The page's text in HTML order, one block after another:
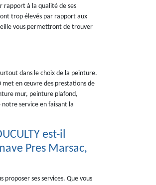
rapport à la qualité de ses
trop élevés par rapport aux
vous permettront de trouver
dans le choix de la peinture.
met en œuvre des prestations de
mur, peinture plafond,
service en faisant la
est-il
Pres Marsac,
proposer ses services. Que vous